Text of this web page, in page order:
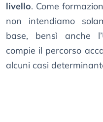
livello. Come
non intendiamo
base, bensì anche
compie il percorso
alcuni casi